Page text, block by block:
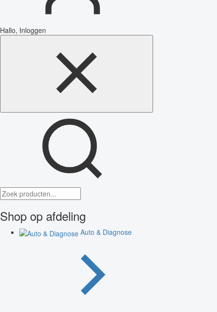
Hallo, Inloggen
Shop op afdeling
Auto & Diagnose